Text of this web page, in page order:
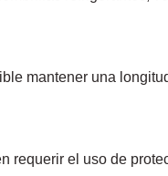
mantener una
requerir el uso de